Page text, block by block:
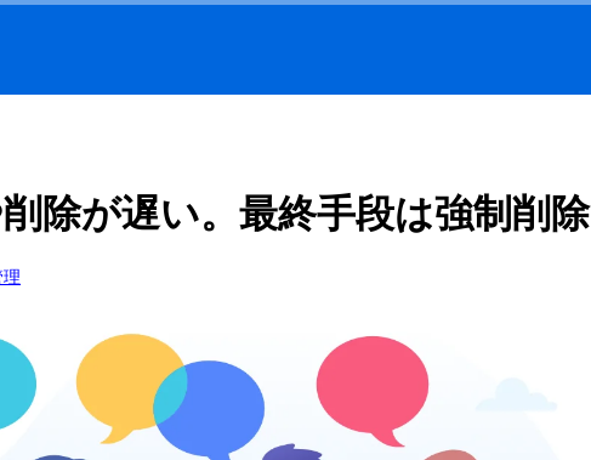
除が遅い。最終手段は強制削除